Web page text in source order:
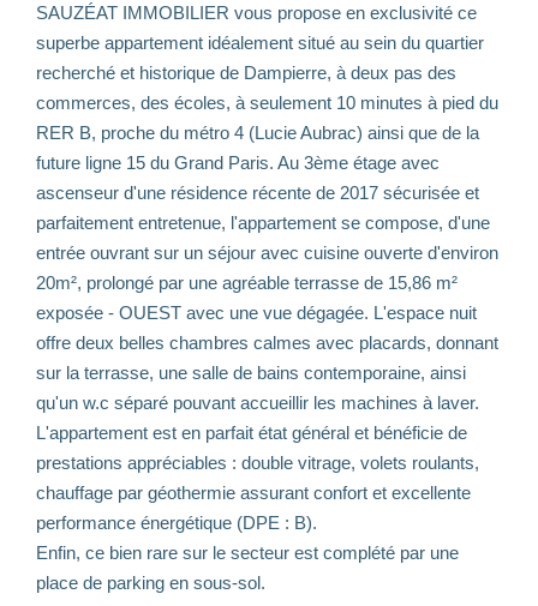
SAUZÉAT IMMOBILIER vous propose en exclusivité ce
superbe appartement idéalement situé au sein du quartier
recherché et historique de Dampierre, à deux pas des
commerces, des écoles, à seulement 10 minutes à pied du
RER B, proche du métro 4 (Lucie Aubrac) ainsi que de la
future ligne 15 du Grand Paris. Au 3ème étage avec
ascenseur d'une résidence récente de 2017 sécurisée et
parfaitement entretenue, l'appartement se compose, d'une
entrée ouvrant sur un séjour avec cuisine ouverte d'environ
20m², prolongé par une agréable terrasse de 15,86 m²
exposée - OUEST avec une vue dégagée. L'espace nuit
offre deux belles chambres calmes avec placards, donnant
sur la terrasse, une salle de bains contemporaine, ainsi
qu'un w.c séparé pouvant accueillir les machines à laver.
L'appartement est en parfait état général et bénéficie de
prestations appréciables : double vitrage, volets roulants,
chauffage par géothermie assurant confort et excellente
performance énergétique (DPE : B).
Enfin, ce bien rare sur le secteur est complété par une
place de parking en sous-sol.